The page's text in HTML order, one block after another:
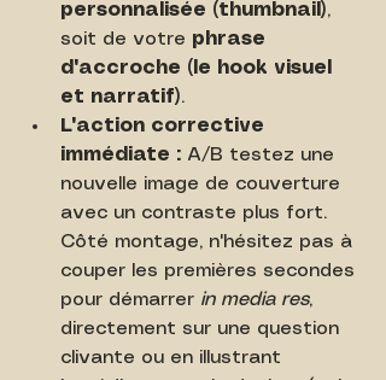
personnalisée (thumbnail),
soit de votre phrase
d'accroche (le hook visuel
et narratif).
L'action corrective
immédiate : A/B testez une
nouvelle image de couverture
avec un contraste plus fort.
Côté montage, n'hésitez pas à
couper les premières secondes
pour démarrer in media res,
directement sur une question
clivante ou en illustrant